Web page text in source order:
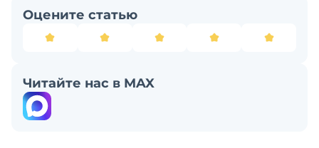
Оцените статью
Читайте нас в MAX